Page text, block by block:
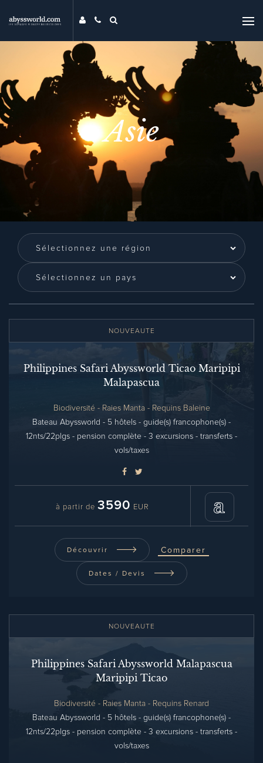
THÉMATIQUES
PROMOS
MAG
MON ABYSS
CONTACT
UNIVERS ABYSS
RECHERCHER
EVENTS
Asie
NOUVEAUTE
Philippines Safari Abyssworld Ticao Maripipi
Malapascua
Biodiversité - Raies Manta - Requins Baleine
Bateau Abyssworld - 5 hôtels - guide(s) francophone(s) -
12nts/22plgs - pension complète - 3 excursions - transferts -
vols/taxes
à partir de 3590 EUR
Découvrir Comparer
Dates / Devis
NOUVEAUTE
Philippines Safari Abyssworld Malapascua
Maripipi Ticao
Biodiversité - Raies Manta - Requins Renard
Bateau Abyssworld - 5 hôtels - guide(s) francophone(s) -
12nts/22plgs - pension complète - 3 excursions - transferts -
vols/taxes